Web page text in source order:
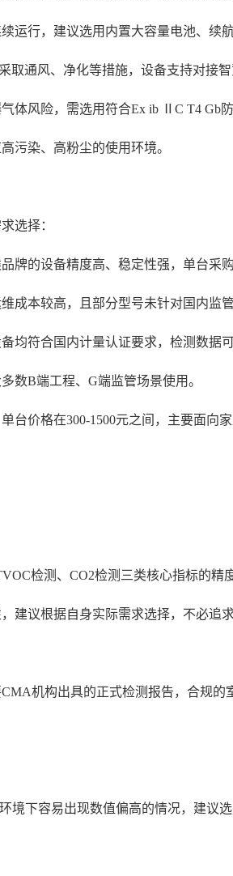
运行，建议选用内置大容量电池、续
通风、净化等措施，设备支持对接
体风险，需选用符合Ex ib ⅡC T4 Gb
污染、高粉尘的使用环境。
选择：
牌的设备精度高、稳定性强，单台采
本较高，且部分型号未针对国内监
均符合国内计量认证要求，检测数据
数B端工程、G端监管场景使用。
台价格在300-1500元之间，主要面向
检测、CO2检测三类核心指标的
建议根据自身实际需求选择，不必追
机构出具的正式检测报告，合规
下容易出现数值偏高的情况，建议